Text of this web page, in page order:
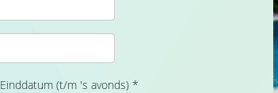
Einddatum (t/m 's avonds) *